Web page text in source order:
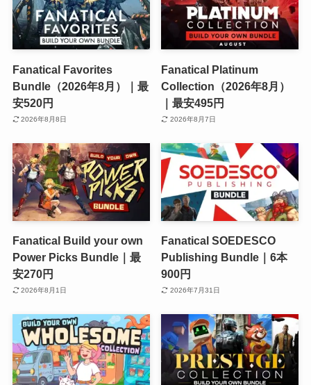
Fanatical Favorites
Bundle（2026年8月）｜最
安520円
2026年8月8日
Fanatical Platinum
Collection（2026年8月）
｜最安495円
2026年8月7日
Fanatical Build your own
Power Picks Bundle｜最
安270円
2026年8月1日
Fanatical SOEDESCO
Publishing Bundle｜6本
900円
2026年7月31日